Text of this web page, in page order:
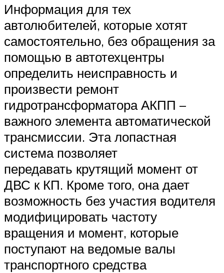
Информация для тех
автолюбителей, которые хотят
самостоятельно, без обращения за
помощью в автотехцентры
определить неисправность и
произвести ремонт
гидротрансформатора АКПП –
важного элемента автоматической
трансмиссии. Эта лопастная
система позволяет
передавать крутящий момент от
ДВС к КП. Кроме того, она дает
возможность без участия водителя
модифицировать частоту
вращения и момент, которые
поступают на ведомые валы
транспортного средства